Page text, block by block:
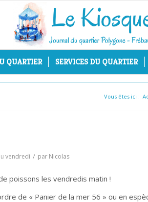
QUARTIER SERVICES DU QUARTIER
Vous êtes ici :
vendredi / par Nicolas
poissons les vendredis matin !
de « Panier de la mer 56 » ou en